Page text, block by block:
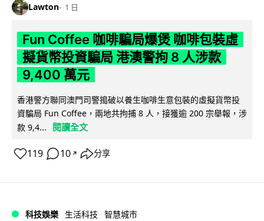
Lawton 1 日
Fun Coffee 咖啡騙局爆煲 咖啡包裝虛
擬貨幣投資騙局 港澳警拘 8 人涉款
9,400 萬元
香港警方聯同澳門司警搗破以養生咖啡生意包裝的虛擬貨幣投
資騙局 Fun Coffee，兩地共拘捕 8 人，接獲逾 200 宗舉報，涉
款 9,4...
閱讀全文
119 10 ↗ 分享
科技娛樂 生活科技 智慧城市